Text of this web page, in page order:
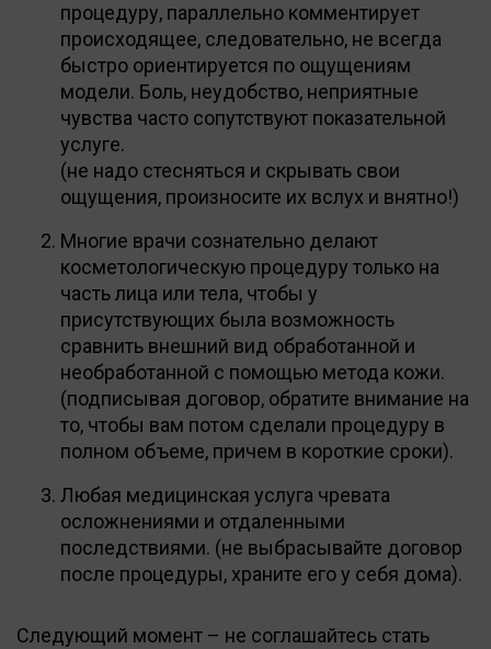
процедуру, параллельно комментирует
происходящее, следовательно, не всегда
быстро ориентируется по ощущениям
модели. Боль, неудобство, неприятные
чувства часто сопутствуют показательной
услуге.
(не надо стесняться и скрывать свои
ощущения, произносите их вслух и внятно!)
Многие врачи сознательно делают
косметологическую процедуру только на
часть лица или тела, чтобы у
присутствующих была возможность
сравнить внешний вид обработанной и
необработанной с помощью метода кожи.
(подписывая договор, обратите внимание на
то, чтобы вам потом сделали процедуру в
полном объеме, причем в короткие сроки).
Любая медицинская услуга чревата
осложнениями и отдаленными
последствиями. (не выбрасывайте договор
после процедуры, храните его у себя дома).
Следующий момент – не соглашайтесь стать